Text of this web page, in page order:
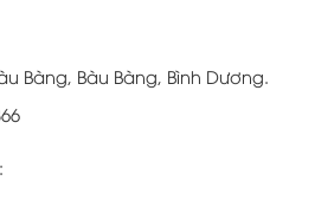
Bàng, Bàu Bàng, Bình Dương.